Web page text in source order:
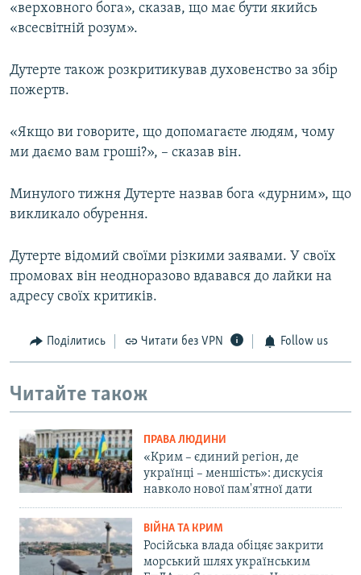
«верховного бога», сказав, що має бути якийсь
«всесвітній розум».
Дутерте також розкритикував духовенство за збір
пожертв.
«Якщо ви говорите, що допомагаєте людям, чому
ми даємо вам гроші?», – сказав він.
Минулого тижня Дутерте назвав бога «дурним», що
викликало обурення.
Дутерте відомий своїми різкими заявами. У своїх
промовах він неодноразово вдавався до лайки на
адресу своїх критиків.
Поділитись Читати без VPN Follow us
Читайте також
ПРАВА ЛЮДИНИ
«Крим – єдиний регіон, де
українці – меншість»: дискусія
навколо нової пам'ятної дати
ВІЙНА ТА КРИМ
Російська влада обіцяє закрити
морський шлях українським